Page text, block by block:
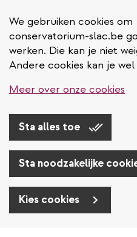
We gebruiken cookies om
conservatorium-slac.be
werken. Die kan je niet
Andere cookies kan je
Meer over onze cookies
Sta alles toe
Sta noodzakelijke
Kies cookies